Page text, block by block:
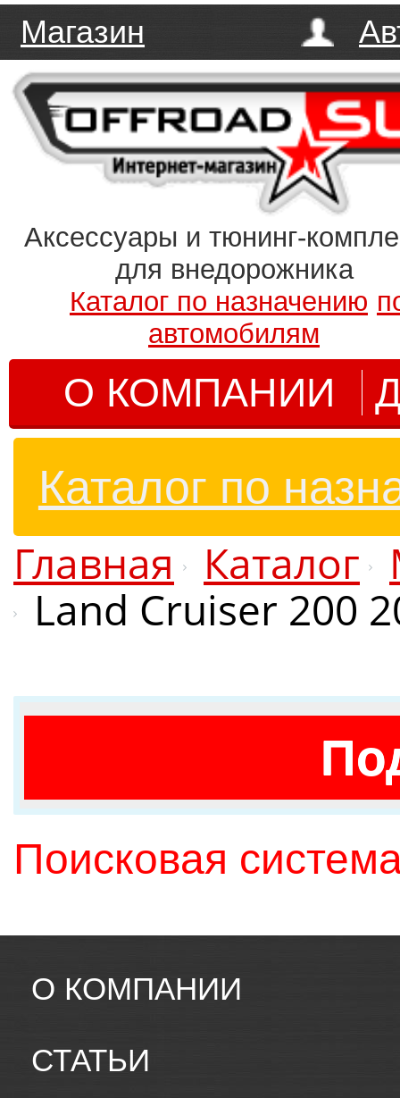
Магазин
Аксессуары и тюнинг-
для внедорожника
Каталог по назначению
автомобилям
О КОМПАНИИ
Каталог по
Главная Каталог
Land Cruiser 200
Поисковая
О КОМПАНИИ
СТАТЬИ